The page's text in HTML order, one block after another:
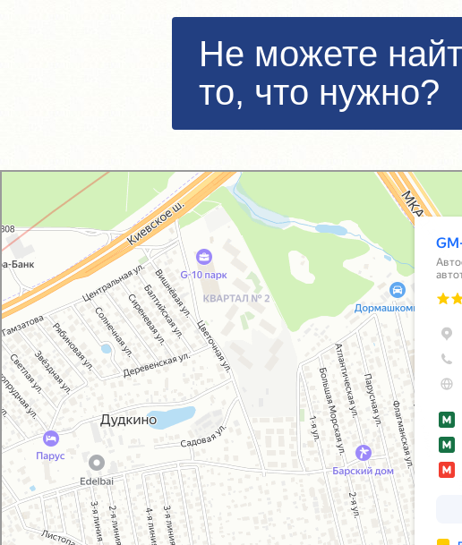
Не можете
то, что нужно?
GM-City&VAG-Repair
Автосервис, автотехцентр в Москве
Магазин автозапчастей и автотоваров в Москве